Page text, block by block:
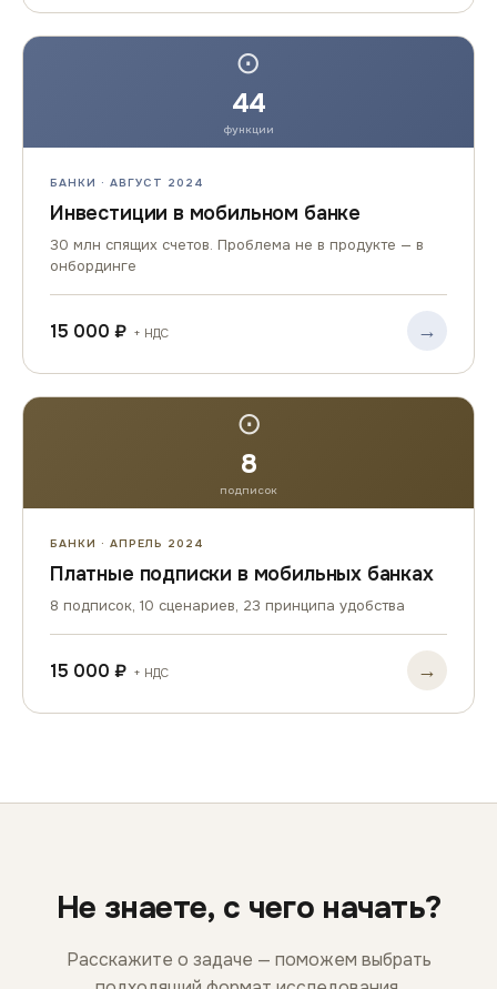
⊙
44
функции
БАНКИ · АВГУСТ 2024
Инвестиции в мобильном банке
30 млн спящих счетов. Проблема не в продукте — в
онбординге
15 000 ₽ + НДС →
⊙
8
подписок
БАНКИ · АПРЕЛЬ 2024
Платные подписки в мобильных банках
8 подписок, 10 сценариев, 23 принципа удобства
15 000 ₽ + НДС →
Не знаете, с чего начать?
Расскажите о задаче — поможем выбрать